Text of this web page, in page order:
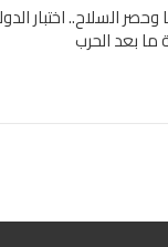
وحصر السلاح.. اختبار
ما بعد الحرب